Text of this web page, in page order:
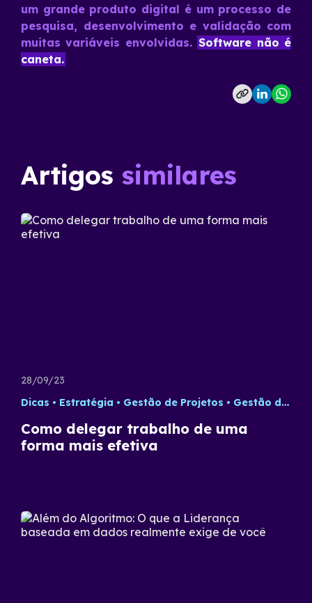
um grande produto digital é um processo de
pesquisa, desenvolvimento e validação com
muitas variáveis envolvidas. Software não é
caneta.
Artigos similares
28/09/23
Dicas
Estratégia Gestão de Projetos Gestão de Times
Como delegar trabalho de uma
forma mais efetiva